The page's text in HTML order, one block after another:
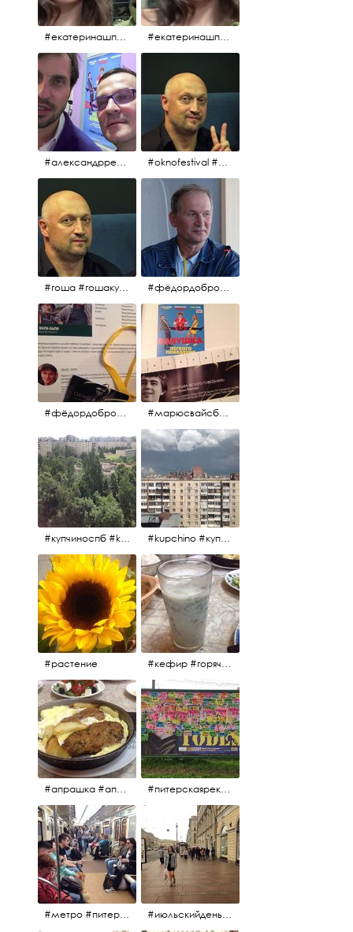
#екатеринашпица #шпица @ekaterinashpitsa #екатеринашпица #шпица @ekaterinashpitsa
#александрревва #ревва #артурпирожков #бабушкалегкогоповедения @arthurpirozhkov #oknofestival #gosha #гошакуценко
#гоша #гошакуценко #oknofestival #фёдордобронравов #кино #хорошеекино #жилибыли
#фёдордобронравов #эдуардпарри #жилибыли #иринарозанова #марюсвайсберг #александрревва #глюкоза #любовьвбольшомгороде #ххvфестивальроссийскогокино
#купчиноспб #kupchino #kupchino #купчиноспб
#растение #кефир #горячийкефир #национальноеблюдо #лаваш #вкусно
#апрашка #апраксиндвор #кафенаапрашке #куринаякотлетанасковороде #сковородка #кафедлясвоих #питерскаяреклама #todes #куколки #окраинапитера #фрунзенскийрайон
#метро #питерскоеметро #невскаялиния #июльскийдень2017 #15july2017 #невский